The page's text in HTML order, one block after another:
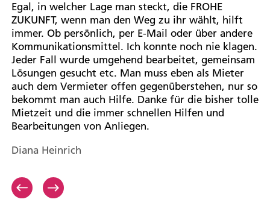
Egal, in welcher Lage man steckt, die FROHE
ZUKUNFT, wenn man den Weg zu ihr wählt, hilft
immer. Ob persönlich, per E-Mail oder über andere
Kommunikationsmittel. Ich konnte noch nie klagen.
Jeder Fall wurde umgehend bearbeitet, gemeinsam
Lösungen gesucht etc. Man muss eben als Mieter
auch dem Vermieter offen gegenüberstehen, nur so
bekommt man auch Hilfe. Danke für die bisher tolle
Mietzeit und die immer schnellen Hilfen und
Bearbeitungen von Anliegen.
Diana Heinrich
Also wir als junge Familie können nicht klagen.
Kleinere Anliegen werden freundlich und überaus
zügig oder mit exakter Terminierung erledigt.
Erreichbarkeit ist super. Wir hatten bis jetzt nur
nette, freundliche und qualitativ hochwertige
Service-Arbeit als Resonanz auf unsere Anliegen
erhalten. Auf noch viele tolle Jahre, so hoffen wir.
Sebastian Fehse
Sehr freundliche Beratung und zuvorkommendes
Personal. Sehr freundlich und hilfsbereit.
Kompetent beantworten sie jede Frage. Kann ich
nur empfehlen.
Katja Naumann
Ich bin mega zufrieden. Hatte nie Schwierigkeiten
mit dem Vermieter.
Mandy Müller
Toller Service, ein Anruf, sofortige Lösung für alle
Fragen und Probleme. Ich wohne sehr gern bei der
FROHE ZUKUNFT Wohnungsgenossenschaft.
Mary Weber